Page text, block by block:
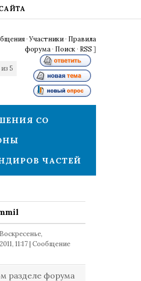
·Участники · Правила
форума · Поиск · RSS ]
из 5
СО
ЧАСТЕЙ
11:17 | Сообщение
разделе форума